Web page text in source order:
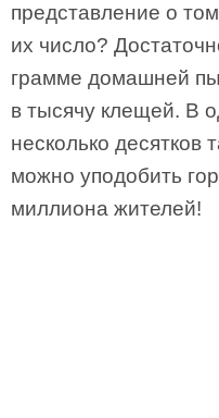
представление о
их число?
грамме домашней
в тысячу клещей. В
несколько десятков
можно уподобить
миллиона жителей!